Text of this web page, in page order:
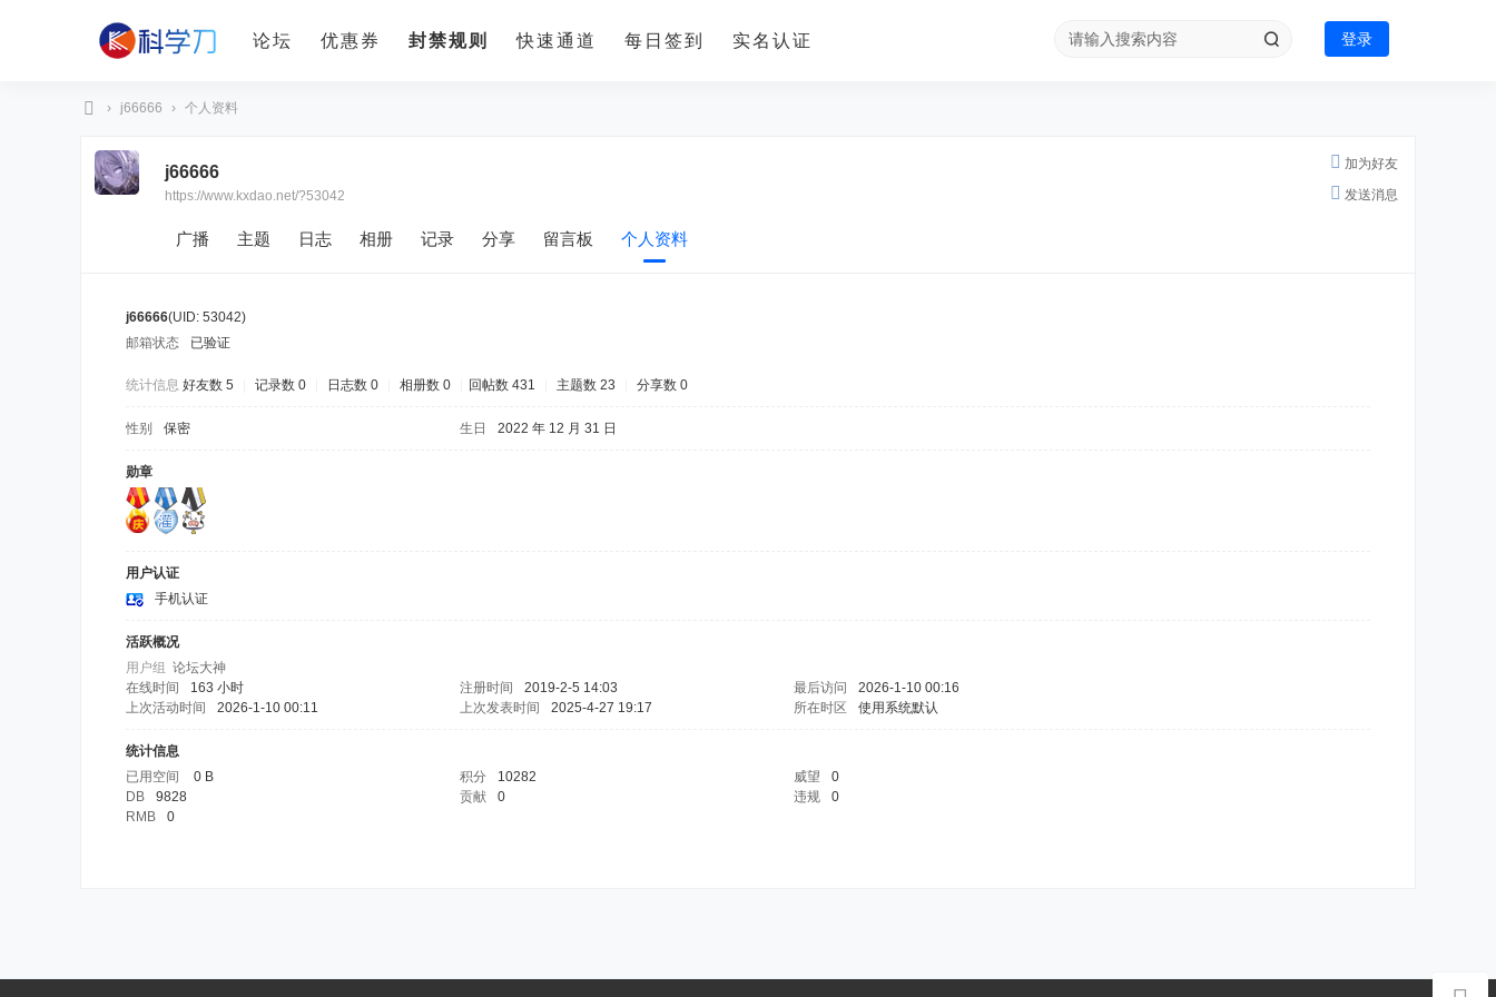
论坛 优惠券 封禁规则 快速通道 每日签到 实名认证 登录
学
› j66666 › 个人资料
加为好友
发送消息
j66666
https://www.kxdao.net/?53042
广播 主题 日志 相册 记录 分享 留言板 个人资料
j66666(UID: 53042)
邮箱状态
已验证
统计信息 好友数 5 记录数 0 日志数 0 相册数 0 回帖数 431 主题数 23 分享数 0
性别 保密 生日 2022 年 12 月 31 日
勋章
用户认证
手机认证
活跃概况
用户组 论坛大神
在线时间
163 小时 注册时间 2019-2-5 14:03 最后访问
2026-1-10 00:16
上次活动时间
2026-1-10 00:11 上次发表时间 2025-4-27 19:17 所在时区 使用系统默认
统计信息
已用空间
0 B 积分 10282 威望
0
DB
9828 贡献 0 违规
0
RMB
0